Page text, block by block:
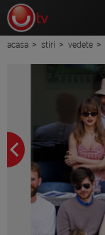
acasa stiri vedete